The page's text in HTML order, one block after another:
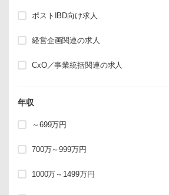
ポストIBD向け求人
経営企画関連の求人
CxO／事業統括関連の求人
年収
～699万円
700万～999万円
1000万～1499万円